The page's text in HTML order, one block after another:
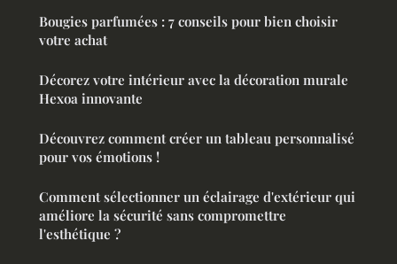
Bougies parfumées : 7 conseils pour bien choisir
votre achat
Décorez votre intérieur avec la décoration murale
Hexoa innovante
Découvrez comment créer un tableau personnalisé
pour vos émotions !
Comment sélectionner un éclairage d'extérieur qui
améliore la sécurité sans compromettre
l'esthétique ?